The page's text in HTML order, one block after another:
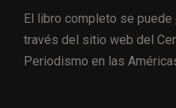
El libro completo se puede
través del sitio web del
Periodismo en las